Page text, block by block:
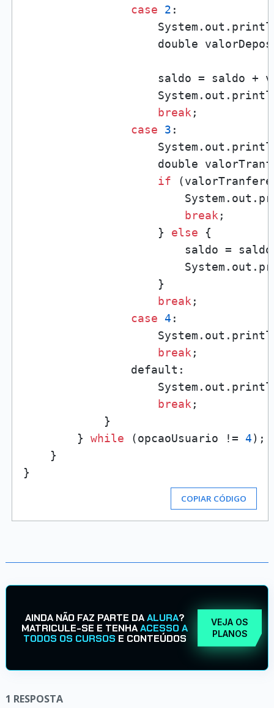
case 2 :
double
saldo = saldo +
break ;
case
3 :
double
if
break ;
                    }
else {
saldo =
                    }
break ;
case 4 :
break ;
                default:
break ;
            }
        }
while (opcaoUsuario != 4);
    }
COPIAR CÓDIGO
AINDA NÃO FAZ PARTE DAALURA?
MATRICULE-SE E TENHAACESSO A
TODOS OS CURSOS E CONTEÚDOS
VEJA OS
PLANOS
1 RESPOSTA